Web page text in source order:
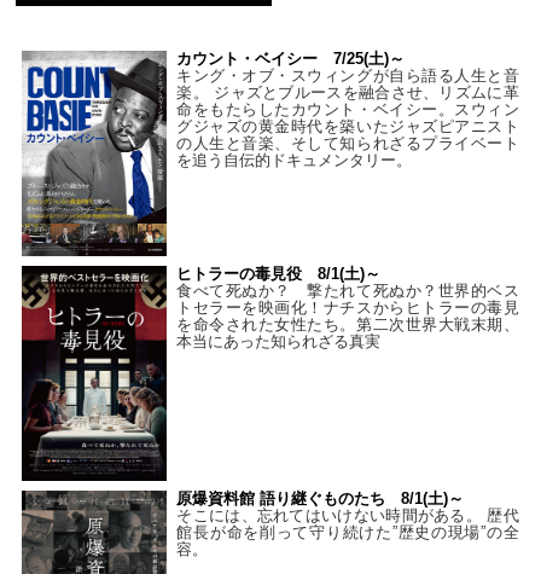
カウント・ベイシー 7/25(土)～
キング・オブ・スウィングが自ら語る人生と音
楽。 ジャズとブルースを融合させ、リズムに革
命をもたらしたカウント・ベイシー。スウィン
グジャズの黄金時代を築いたジャズピアニスト
の人生と音楽、そして知られざるプライベート
を追う自伝的ドキュメンタリー。
ヒトラーの毒見役 8/1(土)～
食べて死ぬか？ 撃たれて死ぬか？世界的ベス
トセラーを映画化！ナチスからヒトラーの毒見
を命令された女性たち。第二次世界大戦末期、
本当にあった知られざる真実
原爆資料館 語り継ぐものたち 8/1(土)～
そこには、忘れてはいけない時間がある。 歴代
館長が命を削って守り続けた”歴史の現場”の全
容。